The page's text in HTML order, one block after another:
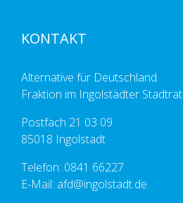
KONTAKT
Alternative für Deutschland
Fraktion im Ingolstädter Stadtrat
Postfach 21 03 09
85018 Ingolstadt
Telefon: 0841 66227
E-Mail: afd@ingolstadt.de